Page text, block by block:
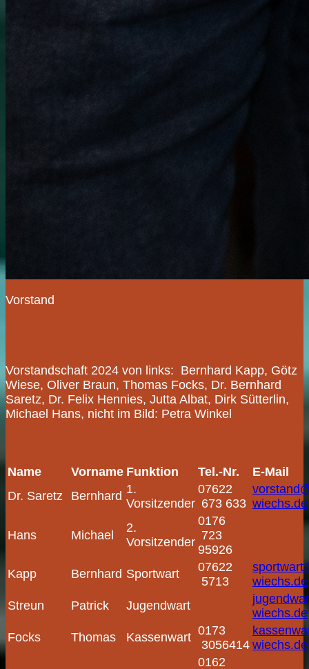
Vorstand
Vorstandschaft 2024 von links: Bernhard Kapp, Götz
Wiese, Oliver Braun, Thomas Focks, Dr. Bernhard
Saretz, Dr. Felix Hennies, Jutta Albat, Dirk Sütterlin,
Michael Hans, nicht im Bild: Petra Winkel
Name Vorname Funktion Tel.-Nr.
E-Mail
Dr. Saretz
Bernhard 1.
Vorsitzender
07622
673 633 wiechs.de
Hans Michael
2.
Vorsitzender
0176
723
95926
Kapp
Bernhard Sportwart
07622
5713
wiechs.de
Streun
Patrick Jugendwart
wiechs.de
Focks
Thomas Kassenwart 0173
3056414 wiechs.de
0162